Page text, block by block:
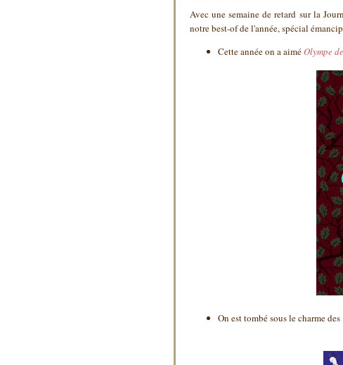
Avec une semaine de retard sur la
notre best-of de l'année, spécial
Cette année on a aiméOlympe
On est tombé sous le charme des